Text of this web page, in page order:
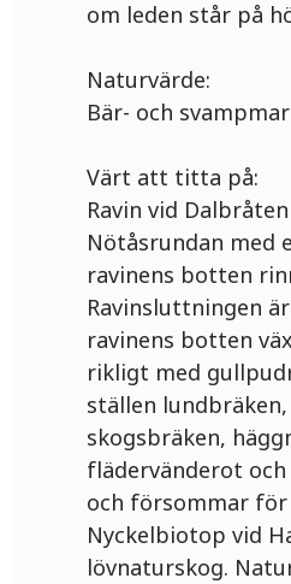
om leden står på
Naturvärde:
Bär- och
Värt att titta på:
Ravin vid
Nötåsrundan med
ravinens botten
Ravinsluttningen
ravinens botten
rikligt med
ställen
skogsbräken,
flädervänderot
och försommar
Nyckelbiotop vid
lövnaturskog.